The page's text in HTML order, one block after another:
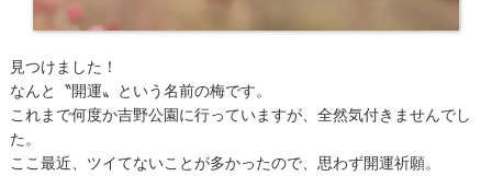
見つけました！
なんと〝開運〟という名前の梅です。
これまで何度か吉野公園に行っていますが、全然気付きませんでし
た。
ここ最近、ツイてないことが多かったので、思わず開運祈願。